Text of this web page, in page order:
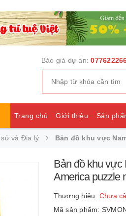
Báo giá dự án:
Trang chủ Giới thiệu Sản
Cataloge
sử và Địa lý Bản đồ khu vực
Bản đồ khu vực
America puzzle
Thương hiệu: Chưa
Mã sản phẩm: